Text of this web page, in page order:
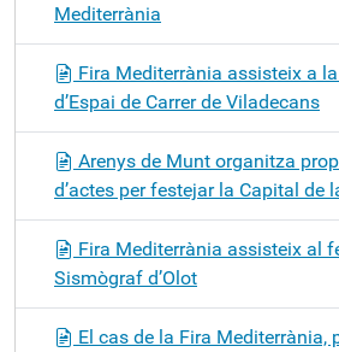
Mediterrània
Fira Mediterrània assisteix a
d’Espai de Carrer de Viladecans
Arenys de Munt organitza
d’actes per festejar la Capital de
Fira Mediterrània assisteix al
Sismògraf d’Olot
El cas de la Fira Mediterrània,